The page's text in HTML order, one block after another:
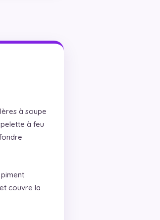
à soupe
à feu
couvre la